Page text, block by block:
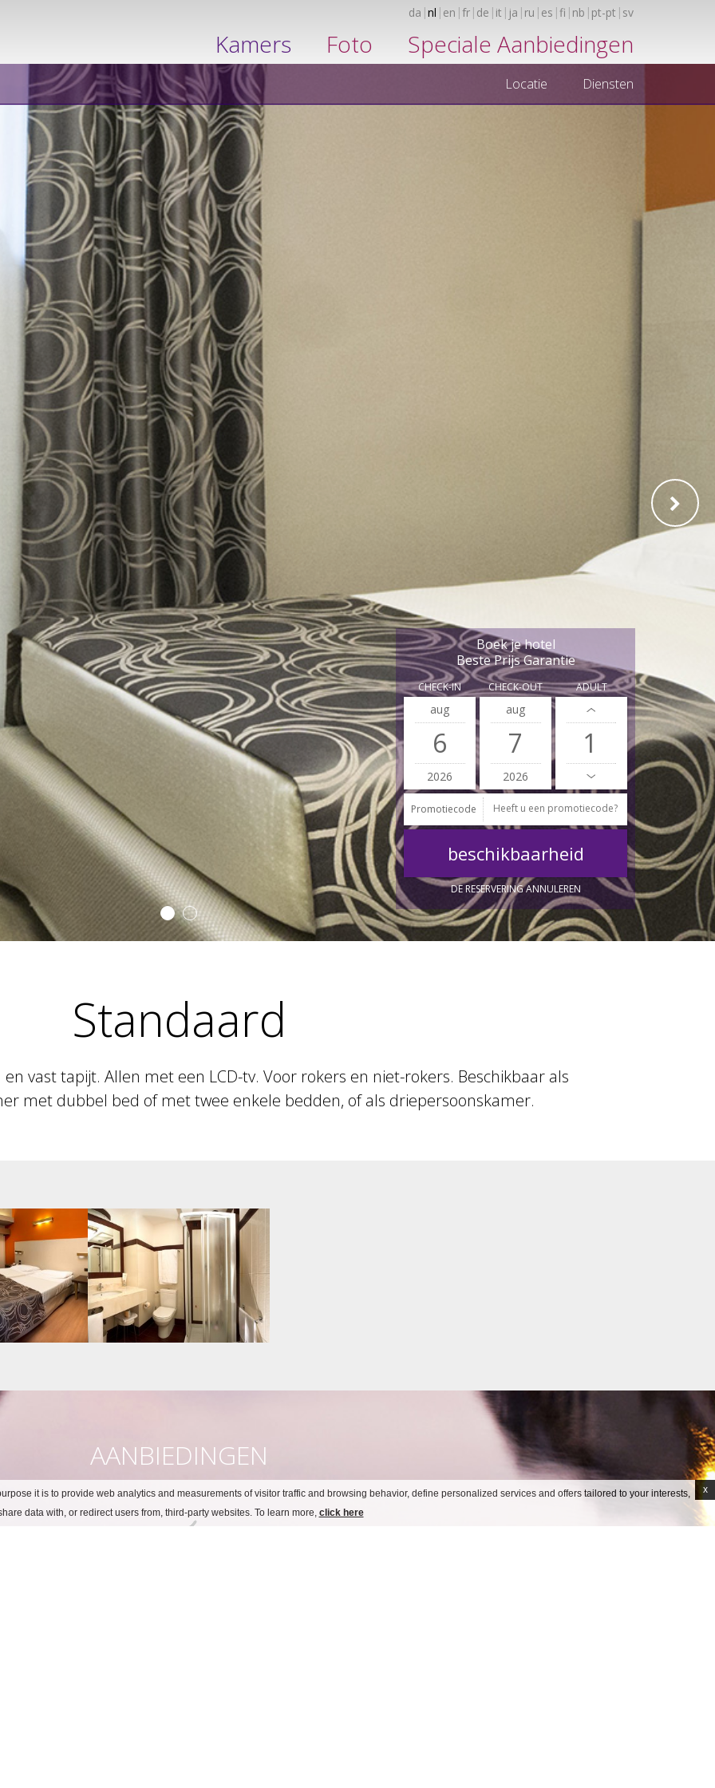
da nl en fr de it ja ru es fi nb pt-pt sv
Kamers Foto Speciale Aanbiedingen
Locatie Diensten
Boek je hotel
Beste Prijs Garantie
CHECK-IN
aug
6
2026
CHECK-OUT
aug
7
2026
ADULT
Promotiecode
DE RESERVERING ANNULEREN
Standaard
vast tapijt. Allen met een LCD-tv. Voor rokers en niet-rokers. Beschikbaar als
met dubbel bed of met twee enkele bedden, of als driepersoonskamer.
AANBIEDINGEN
it is to provide web analytics and measurements of visitor traffic and browsing behavior, define personalized services and offers tailored to your interests,
data with, or redirect users from, third-party websites. To learn more, click here
x